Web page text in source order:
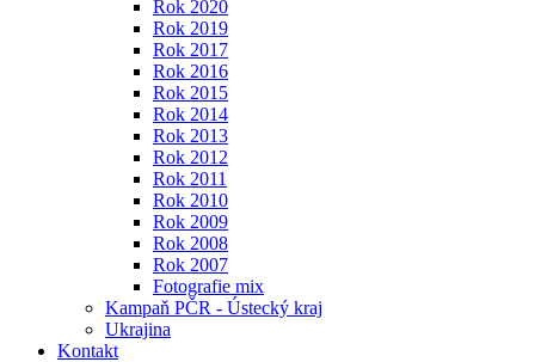
Rok 2020
Rok 2019
Rok 2017
Rok 2016
Rok 2015
Rok 2014
Rok 2013
Rok 2012
Rok 2011
Rok 2010
Rok 2009
Rok 2008
Rok 2007
Fotografie mix
Kampaň PČR - Ústecký kraj
Ukrajina
Kontakt